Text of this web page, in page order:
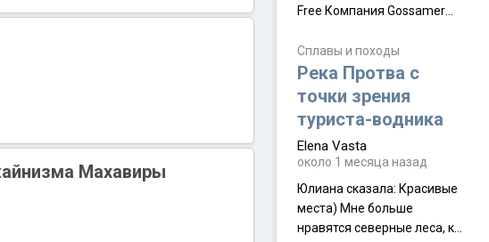
Махавиры
Free Компания Gossamer
туристическую палатку The
Free, которая стала первой
ультралегкой моделью в
ассортименте
производителя. Новинка
получила двухслойную
конструкцию с отдельным
внешним тентом и сетчатой
внутренней палаткой, а ее
Сплавы и походы
Река Протва с
точки зрения
туриста-водника
Elena Vasta
около 1 месяца назад
Юлиана сказалa: Красивые
места) Мне больше
нравятся северные леса, как